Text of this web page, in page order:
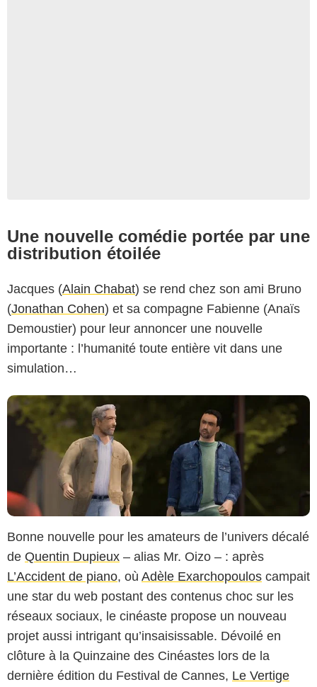
Une nouvelle comédie portée par une
distribution étoilée
Jacques (Alain Chabat) se rend chez son ami Bruno
(Jonathan Cohen) et sa compagne Fabienne (Anaïs
Demoustier) pour leur annoncer une nouvelle
importante : l’humanité toute entière vit dans une
simulation…
Bonne nouvelle pour les amateurs de l’univers décalé
de Quentin Dupieux – alias Mr. Oizo – : après
L’Accident de piano, où Adèle Exarchopoulos campait
une star du web postant des contenus choc sur les
réseaux sociaux, le cinéaste propose un nouveau
projet aussi intrigant qu’insaisissable. Dévoilé en
clôture à la Quinzaine des Cinéastes lors de la
dernière édition du Festival de Cannes, Le Vertige